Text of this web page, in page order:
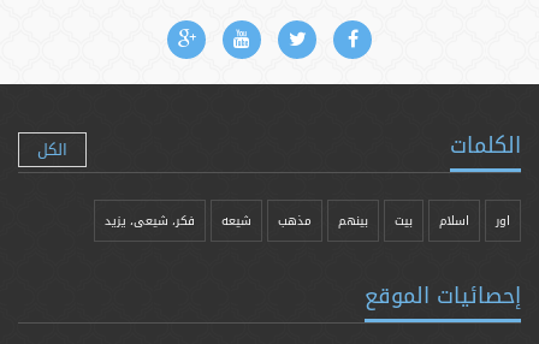
الكلمات الكل
اور اسلام بیت بينهم مذهب شيعه فکر، شیعی، یزيد
إحصائيات الموقع